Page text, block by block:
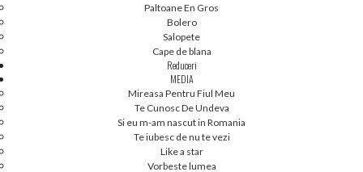
Paltoane En Gros
Bolero
Salopete
Cape de blana
Reduceri
MEDIA
Mireasa Pentru Fiul Meu
Te Cunosc De Undeva
Si eu m-am nascut in Romania
Te iubesc de nu te vezi
Like a star
Vorbeste lumea
- Transfer bancar – transferati anticipat echivalentul in bani al comenzii in
contul pus la dispozitie. Comenzile vor fi livrate dupa ce banii sunt virati in cont
sau dupa ce ne trimiteti dovada de plata a tranzactiei pe email